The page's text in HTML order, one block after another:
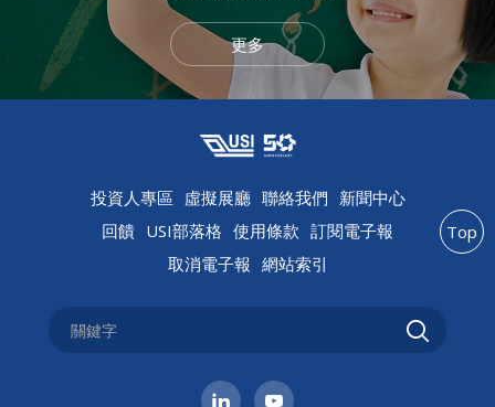
更多
投資人專區 虛擬展廳 聯絡我們 新聞中心
回饋 USI部落格 使用條款 訂閱電子報
取消電子報 網站索引
Top